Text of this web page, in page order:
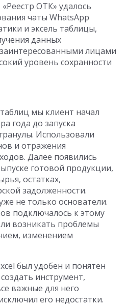
ОТК» удалось
чаты WhatsApp
и эксель таблицы,
данных
лицами
уровень сохранности
мы клиент начал
года до запуска
Использовали
и отражения
Далее появились
готовой продукции,
остатках,
задолженности.
не только основатели.
подключалось к этому
возникать проблемы
изменением
был удобен и понятен
инструмент,
важные для него
его недостатки.